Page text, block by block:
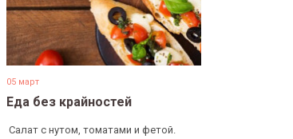
05 март
Еда без крайностей
​ Салат с нутом, томатами и фетой. ​